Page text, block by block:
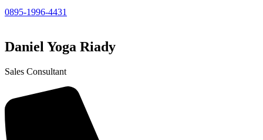
0895-1996-4431
Daniel Yoga Riady
Sales Consultant